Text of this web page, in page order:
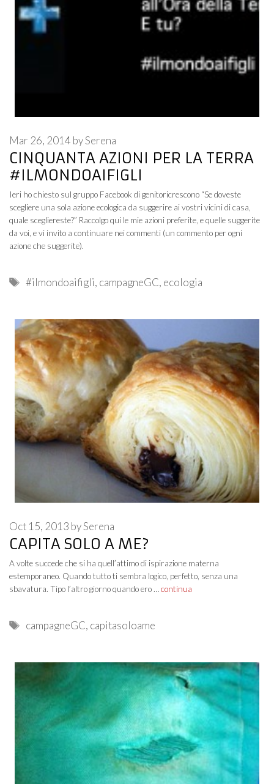
CINQUANTA AZIONI PER LA TERRA
#ILMONDOAIFIGLI
Mar 26, 2014 bySerena
Ieri ho chiesto sul gruppo Facebook di genitoricrescono “Se doveste
scegliere una sola azione ecologica da suggerire ai vostri vicini di casa,
quale scegliereste?” Raccolgo qui le mie azioni preferite, e quelle suggerite
da voi, e vi invito a continuare nei commenti (un commento per ogni
azione che suggerite).
Tags
#ilmondoaifigli, campagneGC, ecologia
CAPITA SOLO A ME?
Oct 15, 2013 bySerena
A volte succede che si ha quell’attimo di ispirazione materna
estemporaneo. Quando tutto ti sembra logico, perfetto, senza una
sbavatura. Tipo l’altro giorno quando ero … continua
Tags
campagneGC, capitasoloame